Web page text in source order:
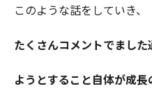
このような話をしていき、
たくさんコメントでまし
ようとすること自体が成